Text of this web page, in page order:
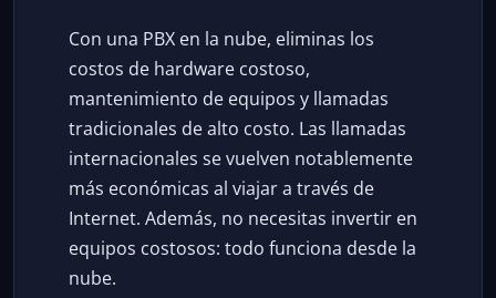
Con una PBX en la nube, eliminas los
costos de hardware costoso,
mantenimiento de equipos y llamadas
tradicionales de alto costo. Las llamadas
internacionales se vuelven notablemente
más económicas al viajar a través de
Internet. Además, no necesitas invertir en
equipos costosos: todo funciona desde la
nube.